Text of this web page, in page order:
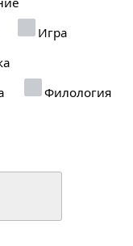
Игра
Филология